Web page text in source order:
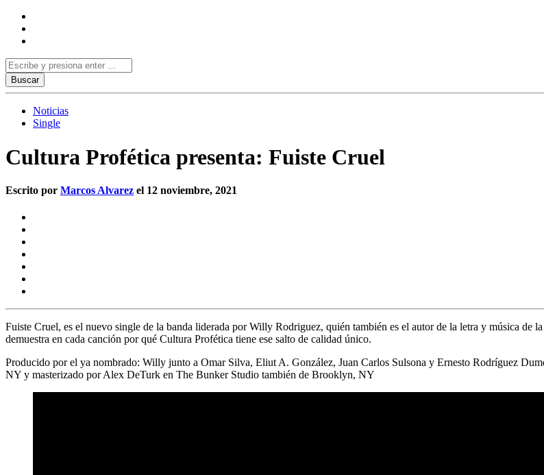
Noticias
Single
Cultura Profética presenta: Fuiste Cruel
Escrito por Marcos Alvarez el 12 noviembre, 2021
Fuiste Cruel, es el nuevo single de la banda liderada porWilly Rodriguez, quién también es el autor de la letra y música de
demuestra en cada canción por qué Cultura Profética tiene ese salto de calidad único.
Producido por el ya nombrado: Willy junto a Omar Silva, Eliut A. González, Juan Carlos Sulsona y Ernesto Rodríguez
NY y masterizado por Alex DeTurk en The Bunker Studio también de Brooklyn, NY